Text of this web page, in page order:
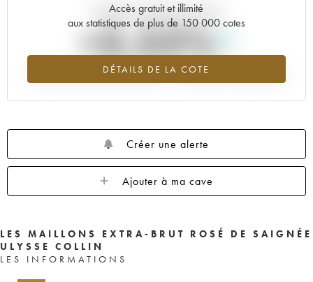
Accès gratuit et illimité
aux statistiques de plus de 150 000 cotes
DÉTAILS DE LA COTE
Tendance actuelle de la cote
+3.52%
Tendance à la hausse du millésime ---- en 2026 par rapport à 2025
Créer une alerte
Ajouter à ma cave
LES MAILLONS EXTRA-BRUT ROSÉ DE SAIGNÉE
ULYSSE COLLIN
LES INFORMATIONS